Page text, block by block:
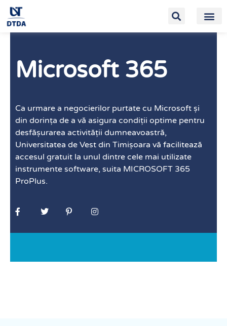
Microsoft 365
Ca urmare a negocierilor purtate cu Microsoft și
din dorința de a vă asigura condiții optime pentru
desfășurarea activității dumneavoastră,
Universitatea de Vest din Timișoara vă facilitează
accesul gratuit la unul dintre cele mai utilizate
instrumente software, suita MICROSOFT 365
ProPlus.